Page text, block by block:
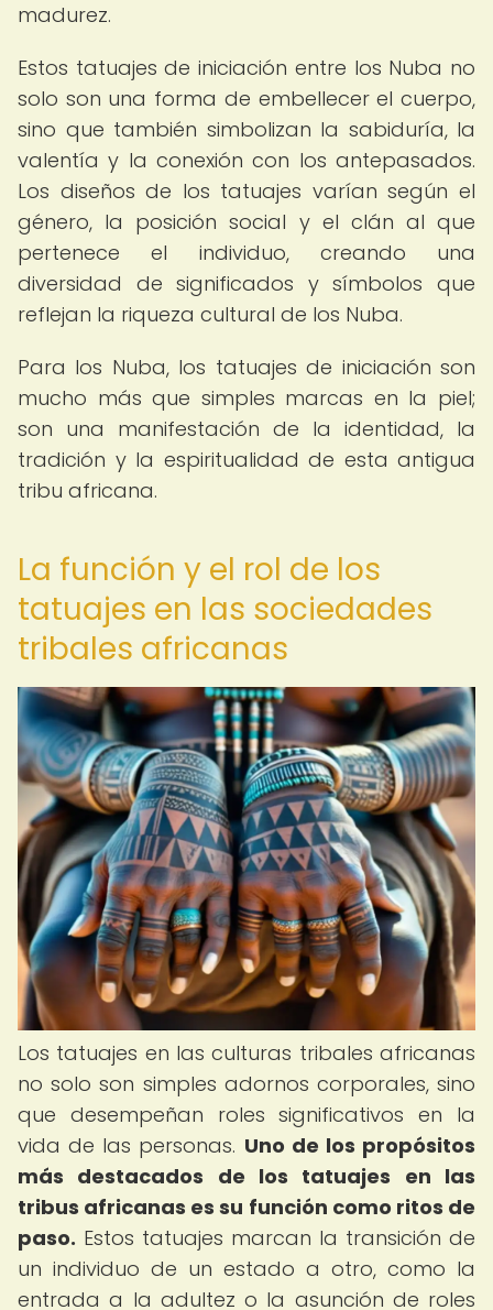
madurez.
Estos tatuajes de iniciación entre los Nuba no
solo son una forma de embellecer el cuerpo,
sino que también simbolizan la sabiduría, la
valentía y la conexión con los antepasados.
Los diseños de los tatuajes varían según el
género, la posición social y el clán al que
pertenece el individuo, creando una
diversidad de significados y símbolos que
reflejan la riqueza cultural de los Nuba.
Para los Nuba, los tatuajes de iniciación son
mucho más que simples marcas en la piel;
son una manifestación de la identidad, la
tradición y la espiritualidad de esta antigua
tribu africana.
La función y el rol de los
tatuajes en las sociedades
tribales africanas
Los tatuajes en las culturas tribales africanas
no solo son simples adornos corporales, sino
que desempeñan roles significativos en la
vida de las personas. Uno de los propósitos
más destacados de los tatuajes en las
tribus africanas es su función como ritos de
paso. Estos tatuajes marcan la transición de
un individuo de un estado a otro, como la
entrada a la adultez o la asunción de roles